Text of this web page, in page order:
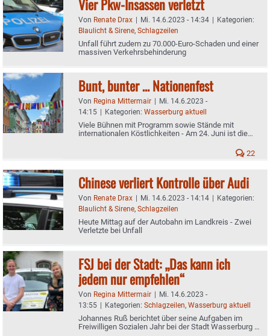
Vier Pkw-Insassen verletzt
Von Renate Drax | Mi. 14.6.2023 - 14:34 | Kategorien:
Blaulicht & Sirene, Schlagzeilen
Unfall führt zudem zu 70.000-Euro-Schaden und einer
massiven Verkehrsbehinderung
Bunt, bunter … Nationenfest
Von Regina Mittermair | Mi. 14.6.2023 -
14:15 | Kategorien: Wasserburg aktuell
Viele Bühnen mit Programm sowie Stände mit
internationalen Köstlichkeiten - Am 24. Juni ist die
22
Chinese verliert Kontrolle über Audi
Von Renate Drax | Mi. 14.6.2023 - 14:14 | Kategorien:
Blaulicht & Sirene, Schlagzeilen
Heute Mittag auf der Autobahn im Landkreis - Zwei
Verletzte bei Unfall
FSJ bei der Stadt: „Das kann ich
jedem nur empfehlen“
Von Regina Mittermair | Mi. 14.6.2023 -
13:55 | Kategorien: Schlagzeilen, Wasserburg aktuell
Johannes Ruß berichtet über seine Aufgaben im
Freiwilligen Sozialen Jahr bei der Stadt Wasserburg -